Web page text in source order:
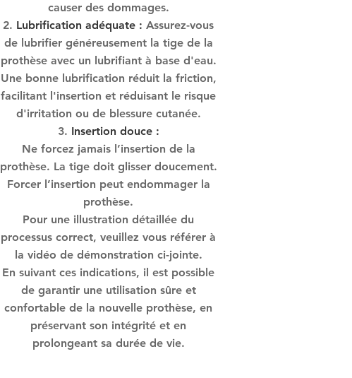
causer des dommages.
Lubrification adéquate : Assurez-vous
de lubrifier généreusement la tige de la
prothèse avec un lubrifiant à base d'eau.
Une bonne lubrification réduit la friction,
facilitant l'insertion et réduisant le risque
d'irritation ou de blessure cutanée.
Insertion douce :
Ne forcez jamais l’insertion de la
prothèse. La tige doit glisser doucement.
Forcer l’insertion peut endommager la
prothèse.
Pour une illustration détaillée du
processus correct, veuillez vous référer à
la vidéo de démonstration ci-jointe.
En suivant ces indications, il est possible
de garantir une utilisation sûre et
confortable de la nouvelle prothèse, en
préservant son intégrité et en
prolongeant sa durée de vie.